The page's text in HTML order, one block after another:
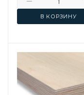
В КОРЗИНУ